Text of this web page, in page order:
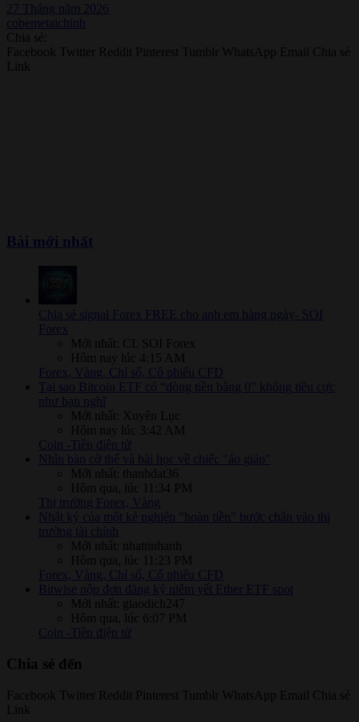
27 Tháng năm 2026
cobemetaichinh
Chia sẻ:
Facebook Twitter Reddit Pinterest Tumblr WhatsApp Email
Chia sẻ
Link
Bài mới nhất
Chia sẻ signal Forex FREE cho anh em hàng ngày- SOI
Forex
Mới nhất: CL SOI Forex
Hôm nay lúc 4:15 AM
Forex, Vàng, Chỉ số, Cổ phiếu CFD
Tại sao Bitcoin ETF có “dòng tiền bằng 0” không tiêu cực
như bạn nghĩ
Mới nhất: Xuyên Lục
Hôm nay lúc 3:42 AM
Coin -Tiền điện tử
Nhìn bàn cờ thế và bài học về chiếc "áo giáp"
Mới nhất: thanhdat36
Hôm qua, lúc 11:34 PM
Thị trường Forex, Vàng
Nhật ký của một kẻ nghiện "hoàn tiền" bước chân vào thị
trường tài chính
Mới nhất: nhattinhanh
Hôm qua, lúc 11:23 PM
Forex, Vàng, Chỉ số, Cổ phiếu CFD
Bitwise nộp đơn đăng ký niêm yết Ether ETF spot
Mới nhất: giaodich247
Hôm qua, lúc 6:07 PM
Coin -Tiền điện tử
Chia sẻ đến
Facebook Twitter Reddit Pinterest Tumblr WhatsApp Email
Chia sẻ
Link